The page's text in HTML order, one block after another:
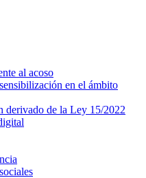
al acoso
en el ámbito
derivado de la Ley 15/2022